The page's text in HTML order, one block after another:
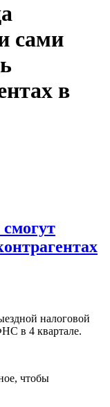
сами
в
налоговой
в 4 квартале.
чтобы